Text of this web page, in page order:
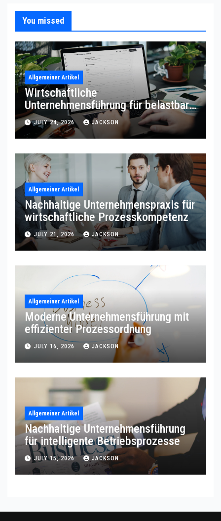
You missed
Allgemeiner Artikel
Wirtschaftliche
Unternehmensführung für belastbare
Prozessqualität
JULY 24, 2026 JACKSON
Allgemeiner Artikel
Nachhaltige Unternehmenspraxis für
wirtschaftliche Prozesskompetenz
JULY 21, 2026 JACKSON
Allgemeiner Artikel
Moderne Unternehmensführung mit
effizienter Prozessordnung
JULY 16, 2026 JACKSON
Allgemeiner Artikel
Nachhaltige Unternehmensführung
für intelligente Betriebsprozesse
JULY 15, 2026 JACKSON